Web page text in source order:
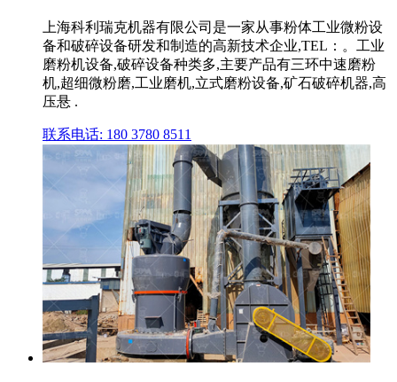
上海科利瑞克机器有限公司是一家从事粉体工业微粉设
备和破碎设备研发和制造的高新技术企业,TEL：。工业
磨粉机设备,破碎设备种类多,主要产品有三环中速磨粉
机,超细微粉磨,工业磨机,立式磨粉设备,矿石破碎机器,高
压悬 .
联系电话: 180 3780 8511